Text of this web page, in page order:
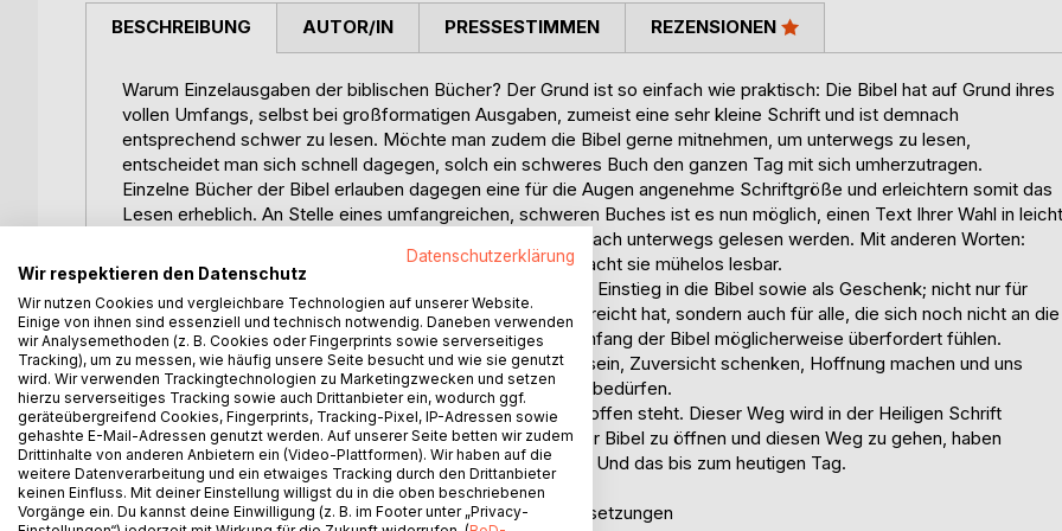
BESCHREIBUNG
Warum Einzelausgaben der biblischen Bücher? Der Grund ist so einfach wie praktisch: Die Bibel hat auf Grund ihres
vollen Umfangs, selbst bei großformatigen Ausgaben, zumeist eine sehr kleine Schrift und ist demnach
entsprechend schwer zu lesen. Möchte man zudem die Bibel gerne mitnehmen, um unterwegs zu lesen,
entscheidet man sich schnell dagegen, solch ein schweres Buch den ganzen Tag mit sich umherzutragen.
Einzelne Bücher der Bibel erlauben dagegen eine für die Augen angenehme Schriftgröße und erleichtern somit das
Lesen erheblich. An Stelle eines umfangreichen, schweren Buches ist es nun möglich, einen Text Ihrer Wahl in leicht
tragbarer Ausführung mitzunehmen. So kann die Bibel einfach unterwegs gelesen werden. Mit anderen Worten:
Luther hat die Bibel zugänglich gemacht, diese Version macht sie mühelos lesbar.
Zudem eignen sich die einzelnen Bücher hervorragend als Einstieg in die Bibel sowie als Geschenk; nicht nur für
Menschen, welche die biblische Heilsbotschaft bereits erreicht hat, sondern auch für alle, die sich noch nicht an die
Heilige Schrift heranwagten oder sich von dem Gesamtumfang der Bibel möglicherweise überfordert fühlen.
Die Botschaft der Bibel kann eine große Hilfe und Stütze sein, Zuversicht schenken, Hoffnung machen und uns
trösten, gerade in einer Zeit, in der wir des Trosts so sehr bedürfen.
Wer den Weg nach Hause sucht, der soll wissen, dass er offen steht. Dieser Weg wird in der Heiligen Schrift
gewiesen. Mit der Entscheidung, sich für die Botschaft der Bibel zu öffnen und diesen Weg zu gehen, haben
unzählige Menschen seit Jahrhunderten ihr Heil gefunden. Und das bis zum heutigen Tag.
Mit Übersetzungsalternativen aus unterschiedlichen Übersetzungen
AUTOR/IN PRESSESTIMMEN REZENSIONEN
Datenschutzerklärung
Wir respektieren den Datenschutz
Wir nutzen Cookies und vergleichbare Technologien auf unserer Website.
Einige von ihnen sind essenziell und technisch notwendig. Daneben verwenden
wir Analysemethoden (z. B. Cookies oder Fingerprints sowie serverseitiges
Tracking), um zu messen, wie häufig unsere Seite besucht und wie sie genutzt
wird. Wir verwenden Trackingtechnologien zu Marketingzwecken und setzen
hierzu serverseitiges Tracking sowie auch Drittanbieter ein, wodurch ggf.
geräteübergreifend Cookies, Fingerprints, Tracking-Pixel, IP-Adressen sowie
gehashte E-Mail-Adressen genutzt werden. Auf unserer Seite betten wir zudem
Drittinhalte von anderen Anbietern ein (Video-Plattformen). Wir haben auf die
weitere Datenverarbeitung und ein etwaiges Tracking durch den Drittanbieter
keinen Einfluss. Mit deiner Einstellung willigst du in die oben beschriebenen
Vorgänge ein. Du kannst deine Einwilligung (z. B. im Footer unter „Privacy-